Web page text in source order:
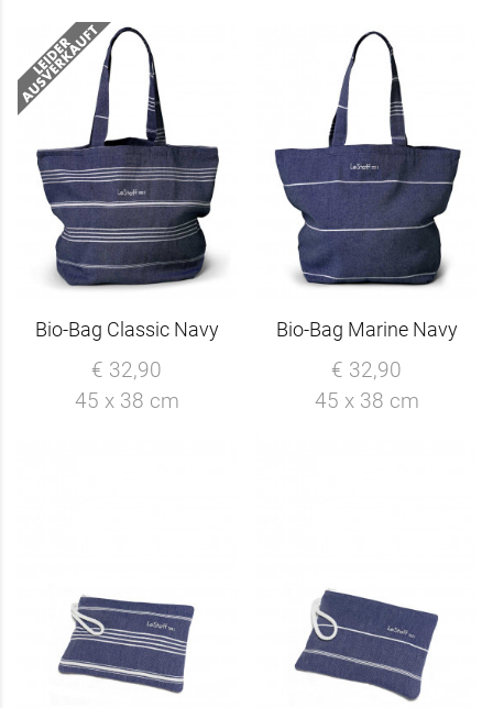
Bio-Bag Classic Navy
€ 32,90
45 x 38 cm
Bio-Bag Marine Navy
€ 32,90
45 x 38 cm